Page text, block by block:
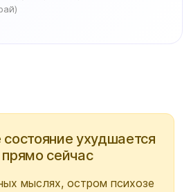
ухудшается
сейчас
мыслях, остром психозе